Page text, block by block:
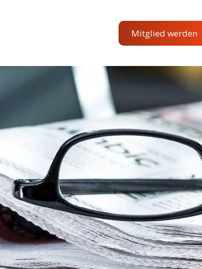
Mitglied werden